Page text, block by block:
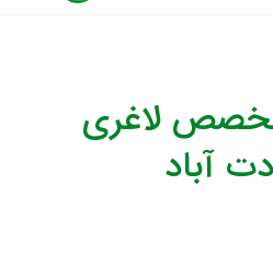
لاغری
آباد